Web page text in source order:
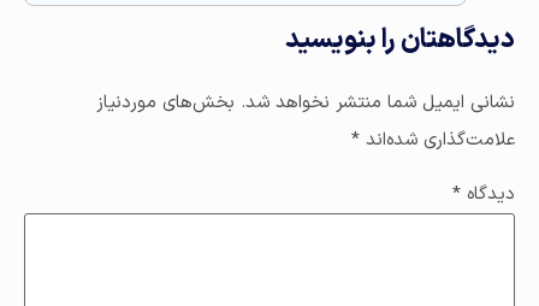
دیدگاهتان را بنویسید
نشانی ایمیل شما منتشر نخواهد شد. بخش‌های موردنیاز
علامت‌گذاری شده‌اند *
دیدگاه *